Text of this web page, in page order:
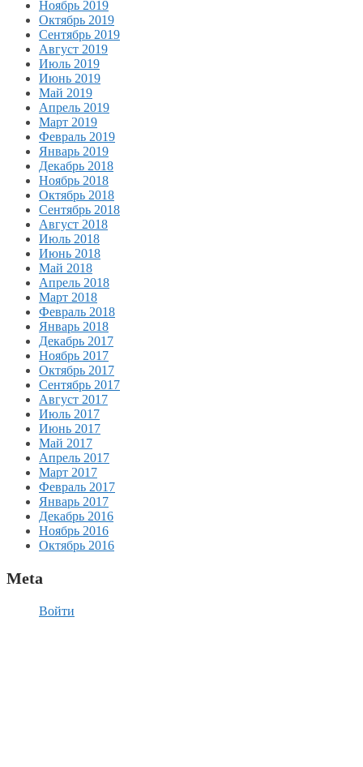
Ноябрь 2019
Октябрь 2019
Сентябрь 2019
Август 2019
Июль 2019
Июнь 2019
Май 2019
Апрель 2019
Март 2019
Февраль 2019
Январь 2019
Декабрь 2018
Ноябрь 2018
Октябрь 2018
Сентябрь 2018
Август 2018
Июль 2018
Июнь 2018
Май 2018
Апрель 2018
Март 2018
Февраль 2018
Январь 2018
Декабрь 2017
Ноябрь 2017
Октябрь 2017
Сентябрь 2017
Август 2017
Июль 2017
Июнь 2017
Май 2017
Апрель 2017
Март 2017
Февраль 2017
Январь 2017
Декабрь 2016
Ноябрь 2016
Октябрь 2016
Meta
Войти